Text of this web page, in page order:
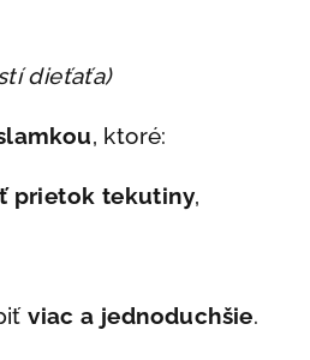
dieťaťa)
, ktoré:
prietok tekutiny,
viac a jednoduchšie.